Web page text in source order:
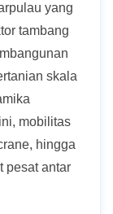
yang
tambang
skala
mobilitas
hingga
pesat antar